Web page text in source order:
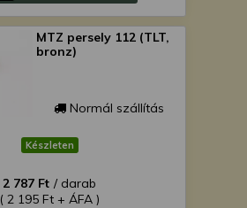
MTZ persely 112 (TLT,
bronz)
Normál szállítás
Készleten
2 787 Ft / darab
( 2 195 Ft + ÁFA )